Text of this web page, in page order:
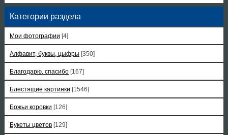
Категории раздела
Мои фотографии [4]
Алфавит, буквы, цыфры [350]
Благодарю, спасибо [167]
Блестящие картинки [1546]
Божьи коровки [126]
Букеты цветов [129]